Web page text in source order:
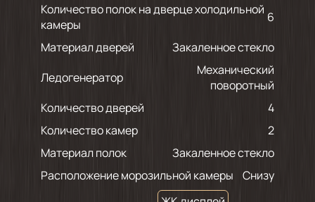
Количество полок на дверце холодильной
камеры
6
Материал дверей
Закаленное стекло
Ледогенератор
Механический
поворотный
Количество дверей
4
Количество камер
2
Материал полок
Закаленное стекло
Расположение морозильной камеры
Снизу